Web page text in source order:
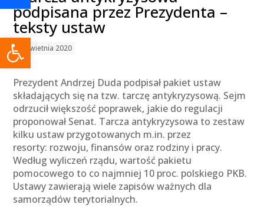
Otwórz pasek narzędzi
podpisana przez Prezydenta –
teksty ustaw
01 kwietnia 2020
Prezydent Andrzej Duda podpisał pakiet ustaw
składających się na tzw. tarczę antykryzysową. Sejm
odrzucił większość poprawek, jakie do regulacji
proponował Senat. Tarcza antykryzysowa to zestaw
kilku ustaw przygotowanych m.in. przez
resorty: rozwoju, finansów oraz rodziny i pracy.
Według wyliczeń rządu, wartość pakietu
pomocowego to co najmniej 10 proc. polskiego PKB.
Ustawy zawierają wiele zapisów ważnych dla
samorządów terytorialnych.